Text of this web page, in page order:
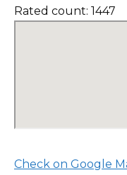
Rated count: 1447
Check on Google